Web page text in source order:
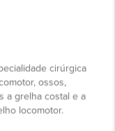
cirúrgica
ossos,
a grelha costal e a
locomotor.